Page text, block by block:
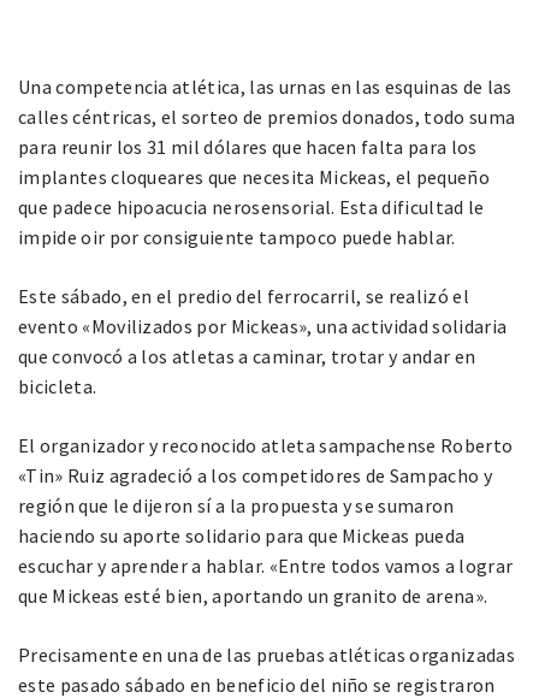
Una competencia atlética, las urnas en las esquinas de las
calles céntricas, el sorteo de premios donados, todo suma
para reunir los 31 mil dólares que hacen falta para los
implantes cloqueares que necesita Mickeas, el pequeño
que padece hipoacucia nerosensorial. Esta dificultad le
impide oir por consiguiente tampoco puede hablar.
Este sábado, en el predio del ferrocarril, se realizó el
evento «Movilizados por Mickeas», una actividad solidaria
que convocó a los atletas a caminar, trotar y andar en
bicicleta.
El organizador y reconocido atleta sampachense Roberto
«Tin» Ruiz agradeció a los competidores de Sampacho y
región que le dijeron sí a la propuesta y se sumaron
haciendo su aporte solidario para que Mickeas pueda
escuchar y aprender a hablar. «Entre todos vamos a lograr
que Mickeas esté bien, aportando un granito de arena».
Precisamente en una de las pruebas atléticas organizadas
este pasado sábado en beneficio del niño se registraron